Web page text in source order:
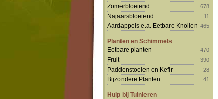
Zomerbloeiend 678
Najaarsbloeiend 11
Aardappels e.a. Eetbare Knollen 465
Planten en Schimmels
Eetbare planten
470
Fruit 390
Paddenstoelen en Kefir 28
Bijzondere Planten 41
Hulp bij Tuinieren